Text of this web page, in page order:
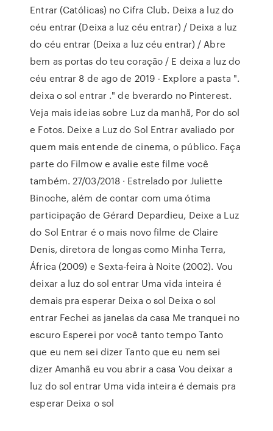
Entrar (Católicas) no Cifra Club. Deixa a luz do
céu entrar (Deixa a luz céu entrar) / Deixa a luz
do céu entrar (Deixa a luz céu entrar) / Abre
bem as portas do teu coração / E deixa a luz do
céu entrar 8 de ago de 2019 - Explore a pasta ".
deixa o sol entrar ." de bverardo no Pinterest.
Veja mais ideias sobre Luz da manhã, Por do sol
e Fotos. Deixe a Luz do Sol Entrar avaliado por
quem mais entende de cinema, o público. Faça
parte do Filmow e avalie este filme você
também. 27/03/2018 · Estrelado por Juliette
Binoche, além de contar com uma ótima
participação de Gérard Depardieu, Deixe a Luz
do Sol Entrar é o mais novo filme de Claire
Denis, diretora de longas como Minha Terra,
África (2009) e Sexta-feira à Noite (2002). Vou
deixar a luz do sol entrar Uma vida inteira é
demais pra esperar Deixa o sol Deixa o sol
entrar Fechei as janelas da casa Me tranquei no
escuro Esperei por você tanto tempo Tanto
que eu nem sei dizer Tanto que eu nem sei
dizer Amanhã eu vou abrir a casa Vou deixar a
luz do sol entrar Uma vida inteira é demais pra
esperar Deixa o sol